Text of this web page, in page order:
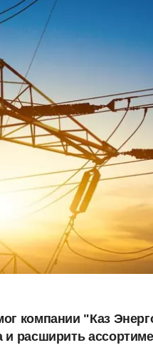
компании "Каз
и расширить